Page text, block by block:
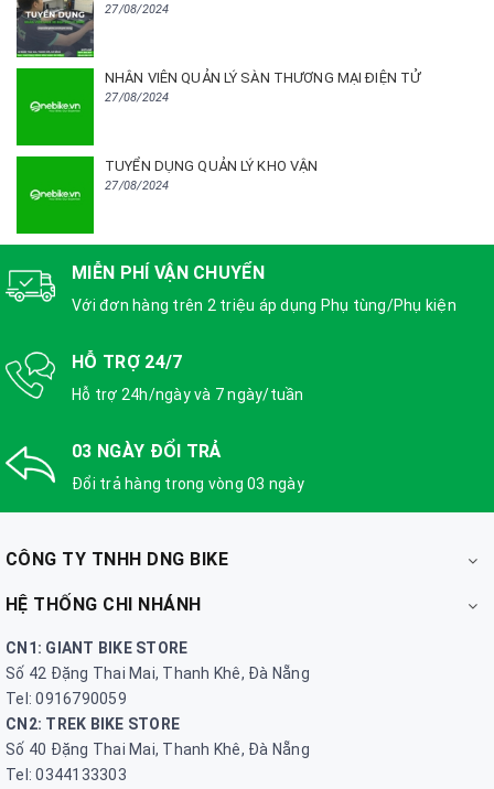
27/08/2024
NHÂN VIÊN QUẢN LÝ SÀN THƯƠNG MẠI ĐIỆN TỬ
27/08/2024
TUYỂN DỤNG QUẢN LÝ KHO VẬN
27/08/2024
MIỄN PHÍ VẬN CHUYỂN
Với đơn hàng trên 2 triệu áp dụng Phụ tùng/Phụ kiện
HỖ TRỢ 24/7
Hỗ trợ 24h/ngày và 7 ngày/tuần
03 NGÀY ĐỔI TRẢ
Đổi trả hàng trong vòng 03 ngày
CÔNG TY TNHH DNG BIKE
HỆ THỐNG CHI NHÁNH
CN1: GIANT BIKE STORE
Số 42 Đặng Thai Mai, Thanh Khê, Đà Nẵng
Tel: 0916790059
CN2: TREK BIKE STORE
Số 40 Đặng Thai Mai, Thanh Khê, Đà Nẵng
Tel: 0344133303